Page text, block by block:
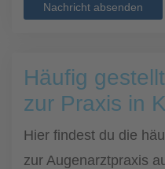
Nachricht absenden
Häufig
zur Praxis in
Hier findest du die
zur Augenarztpraxis